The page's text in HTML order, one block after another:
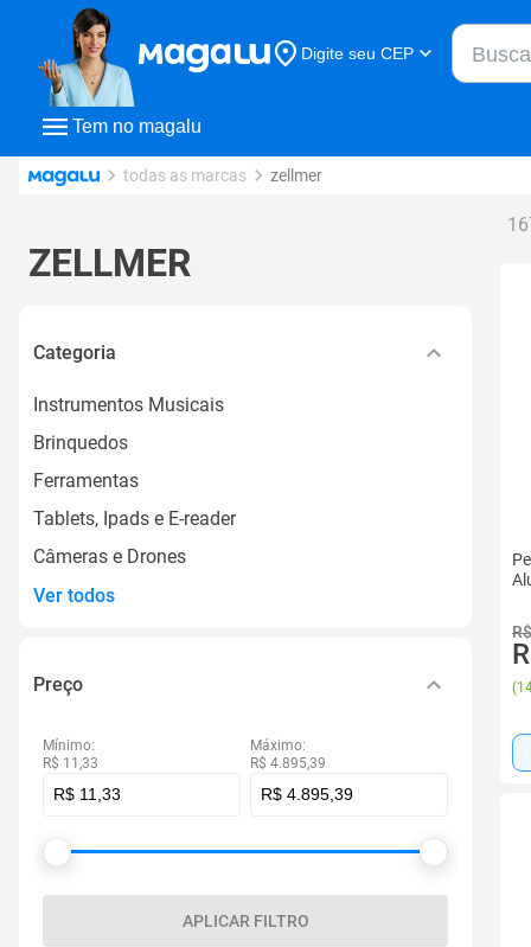
Tem no magalu
Digite seu CEP
Buscar
todas as marcas zellmer
ZELLMER
Categoria
Instrumentos Musicais
Brinquedos
Ferramentas
Tablets, Ipads e E-reader
Câmeras e Drones
Ver todos
Preço
Mínimo:
R$ 11,33
Máximo:
R$ 4.895,39
APLICAR FILTRO
(